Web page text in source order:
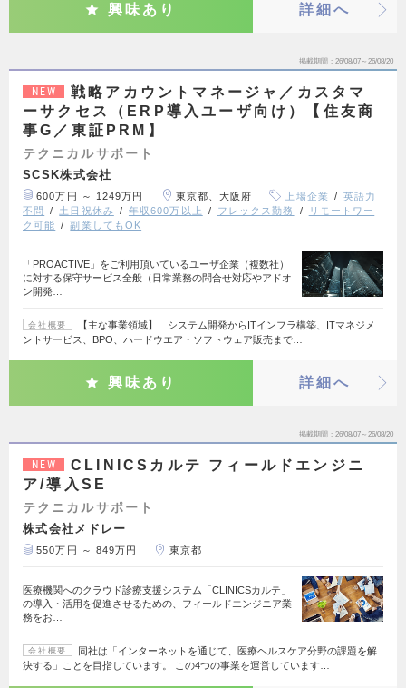
興味あり 詳細へ
掲載期間 26/08/07～26/08/20
NEW
戦略アカウントマネージャ／カスタマ
ーサクセス（ERP導入ユーザ向け）【住友商
事G／東証PRM】
テクニカルサポート
SCSK株式会社
600万円 ～ 1249万円 東京都、大阪府 上場企業
英語力
不問
土日祝休み 年収600万以上 フレックス勤務
リモートワー
ク可能
副業してもOK
「PROACTIVE」をご利用頂いているユーザ企業（複数社）
に対する保守サービス全般（日常業務の問合せ対応やアドオ
ン開発…
会社概要
【主な事業領域】 システム開発からITインフラ構築、ITマネジメ
ントサービス、BPO、ハードウエア・ソフトウェア販売まで…
興味あり 詳細へ
掲載期間 26/08/07～26/08/20
NEW
CLINICSカルテ フィールドエンジニ
ア/導入SE
テクニカルサポート
株式会社メドレー
550万円 ～ 849万円 東京都
医療機関へのクラウド診療支援システム「CLINICSカルテ」
の導入・活用を促進させるための、フィールドエンジニア業
務をお…
会社概要
同社は「インターネットを通じて、医療ヘルスケア分野の課題を解
決する」ことを目指しています。 この4つの事業を運営しています…